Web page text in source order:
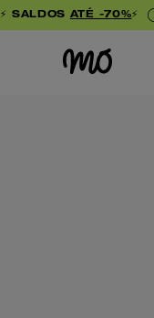
⚡ SALDOS ATÉ -70%⚡